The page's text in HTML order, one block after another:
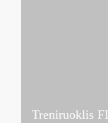
Treniruoklis